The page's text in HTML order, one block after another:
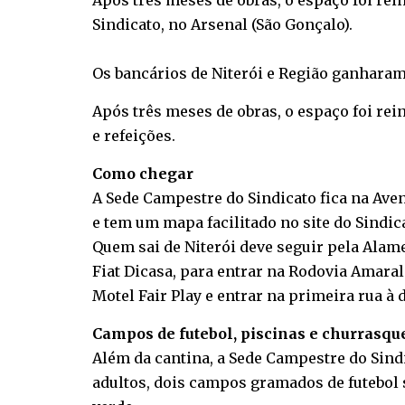
Sindicato, no Arsenal (São Gonçalo).
Os bancários de Niterói e Região
Após três meses de obras, o espaço foi
e refeições.
Como chegar
A Sede Campestre do Sindicato fica na
e tem um mapa facilitado no site do
Quem sai de Niterói deve seguir pela
Fiat Dicasa, para entrar na Rodovia
Motel Fair Play e entrar na primeira rua à
Campos de futebol, piscinas e
Além da cantina, a Sede Campestre do
adultos, dois campos gramados de